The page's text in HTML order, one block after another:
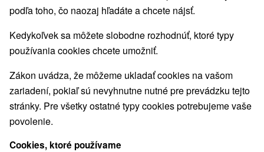
O KÚPEĽOCH AKCIOVÉ POBYTY
UBYTOVANIE
RECENZIE
Vynikajúce 660 recenzií
podľa toho, čo naozaj hľadáte a chcete nájsť.
Kedykoľvek sa môžete slobodne rozhodnúť, ktoré typy
používania cookies chcete umožniť.
Zákon uvádza, že môžeme ukladať cookies na vašom
zariadení, pokiaľ sú nevyhnutne nutné pre prevádzku tejto
stránky. Pre všetky ostatné typy cookies potrebujeme vaše
povolenie.
Cookies, ktoré používame